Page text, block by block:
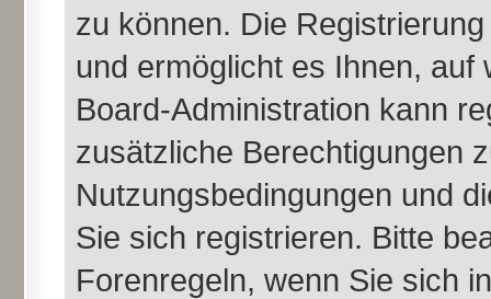
zu können. Die
und ermöglicht es Ihnen,
Board-Administration kann
zusätzliche Berechtigungen
Nutzungsbedingungen und
Sie sich registrieren. Bitte
Forenregeln, wenn Sie sich